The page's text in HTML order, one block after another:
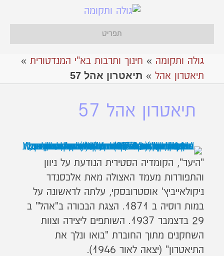
תפריט
גולה ותקומה » חינוך ותרבות בא"י המנדטורית »
תיאטרון אהל » תיאטרון אהל 57
תיאטרון אהל 57
"היער", הקומדיה הסטירית הנודעת על ניוון
והתפוררות מעמד האצולה מאת אלכסנדר
ניקולאייביץ' אוסטרובסקי, עלתה לראשונה על
במות רוסיה ב 1871. הצגת הבכורה ב"אהל" ב
29 בדצמבר 1937. השותפים ליצירה וצוות
השחקנים מתוך החוברת "בואו ונלך את
התיאטרון" (יצאה לאור 1946).